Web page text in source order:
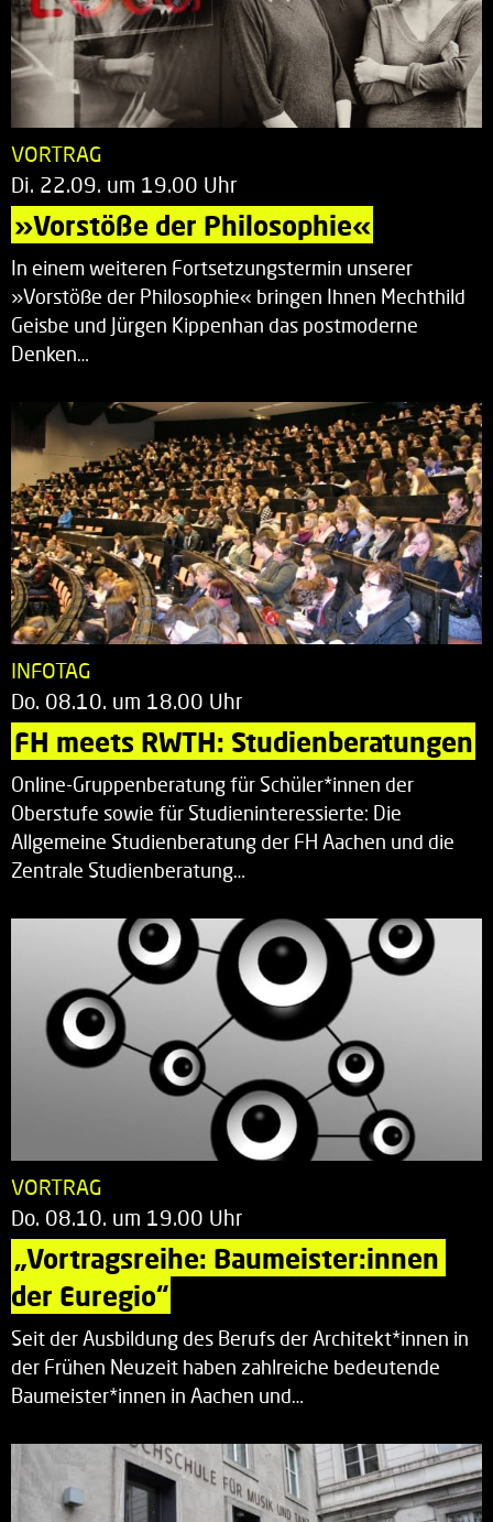
VORTRAG
Di. 22.09. um 19.00 Uhr
»Vorstöße der Philosophie«
In einem weiteren Fortsetzungstermin unserer
»Vorstöße der Philosophie« bringen Ihnen Mechthild
Geisbe und Jürgen Kippenhan das postmoderne
Denken…
INFOTAG
Do. 08.10. um 18.00 Uhr
FH meets RWTH: Studienberatungen
Online-Gruppenberatung für Schüler*innen der
Oberstufe sowie für Studieninteressierte: Die
Allgemeine Studienberatung der FH Aachen und die
Zentrale Studienberatung…
VORTRAG
Do. 08.10. um 19.00 Uhr
„Vortragsreihe: Baumeister:innen
der Euregio“
Seit der Ausbildung des Berufs der Architekt*innen in
der Frühen Neuzeit haben zahlreiche bedeutende
Baumeister*innen in Aachen und…